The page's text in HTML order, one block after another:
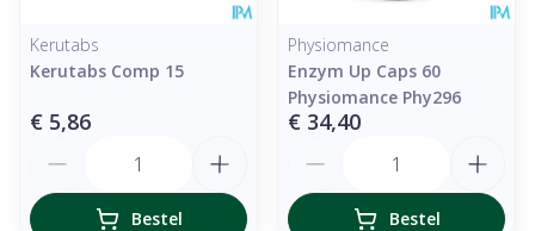
Kerutabs
Kerutabs Comp 15
€ 5,86
Bestel
Physiomance
Enzym Up Caps 60
Physiomance Phy296
€ 34,40
Bestel